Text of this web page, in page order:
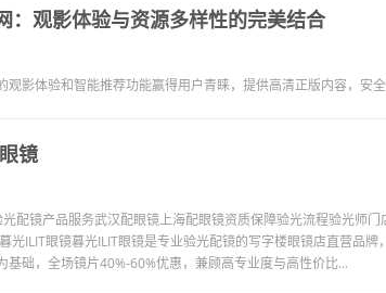
：观影体验与资源多样性的完美结合
影体验和智能推荐功能赢得用户青睐，提供高清正版内容，安
镜
配镜产品服务武汉配眼镜上海配眼镜资质保障验光流程验光师门
光ILIT眼镜暮光ILIT眼镜是专业验光配镜的写字楼眼镜店直营品
础，全场镜片40%-60%优惠，兼顾高专业度与高性价比...